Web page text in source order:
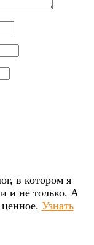
в котором я
и не только. А
Узнать